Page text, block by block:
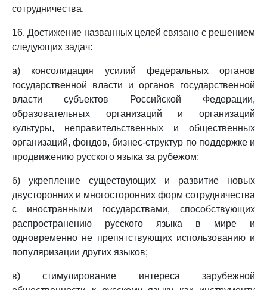
сотрудничества.
16. Достижение названных целей связано с решением
следующих задач:
а) консолидация усилий федеральных органов
государственной власти и органов государственной
власти субъектов Российской Федерации,
образовательных организаций и организаций
культуры, неправительственных и общественных
организаций, фондов, бизнес-структур по поддержке и
продвижению русского языка за рубежом;
б) укрепление существующих и развитие новых
двусторонних и многосторонних форм сотрудничества
с иностранными государствами, способствующих
распространению русского языка в мире и
одновременно не препятствующих использованию и
популяризации других языков;
в) стимулирование интереса зарубежной